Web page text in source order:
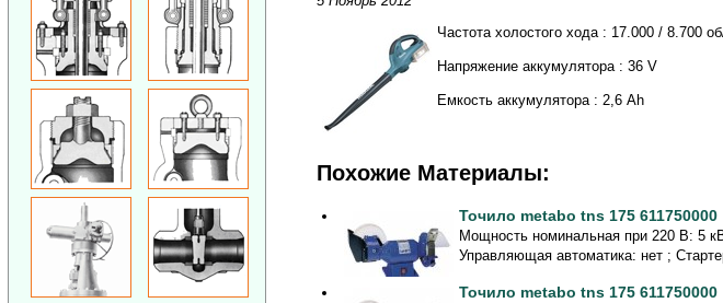
Частота холостого хода : 17.000 / 8.700
Напряжение аккумулятора : 36 V
Емкость аккумулятора : 2,6 Аh
Похожие Материалы:
Точило metabo tns 175 611750000
Мощность номинальная при 220 В: 5
Управляющая автоматика: нет ;
Точило metabo tns 175 611750000